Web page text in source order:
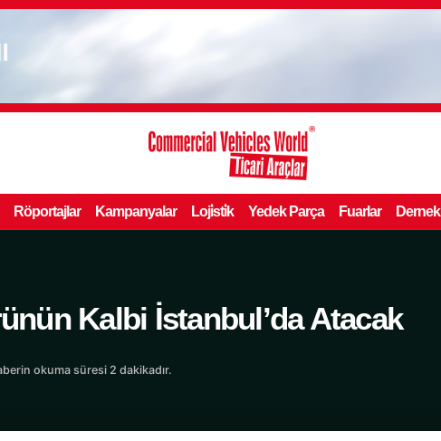
Röportajlar Kampanyalar Loji̇sti̇k Yedek Parça Fuarlar Dernek
Kalbi İstanbul’da Atacak
okuma süresi 2 dakikadır.